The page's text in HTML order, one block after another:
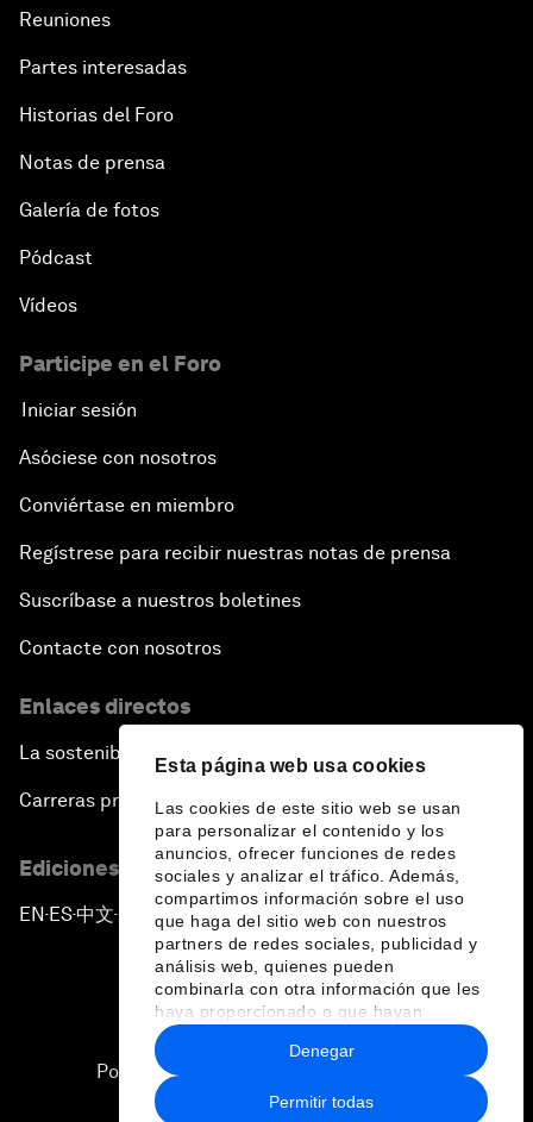
Esta página web usa cookies
Las cookies de este sitio web se usan
para personalizar el contenido y los
anuncios, ofrecer funciones de redes
sociales y analizar el tráfico. Además,
compartimos información sobre el uso
que haga del sitio web con nuestros
partners de redes sociales, publicidad y
análisis web, quienes pueden
combinarla con otra información que les
haya proporcionado o que hayan
recopilado a partir del uso que haya
hecho de sus servicios.
Permitir todas
Denegar
Reuniones
Partes interesadas
Historias del Foro
Notas de prensa
Galería de fotos
Pódcast
Vídeos
Participe en el Foro
Iniciar sesión
Asóciese con nosotros
Conviértase en miembro
Regístrese para recibir nuestras notas de prensa
Suscríbase a nuestros boletines
Contacte con nosotros
Enlaces directos
La sostenibilidad en el Foro
Carreras profesionales
Ediciones en otros idiomas
EN ▪ ES▪中文▪ 日本語
Política de privacidad y normas de uso